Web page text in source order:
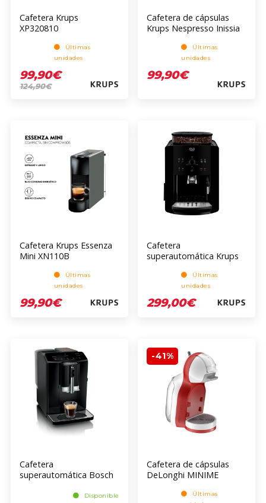
Cafetera Krups
XP320810
Últimas
unidades
99,90€
124,90€
Cafetera de cápsulas
Krups Nespresso Inissia
Últimas
unidades
99,90€
Cafetera Krups Essenza
Mini XN110B
Últimas
unidades
99,90€
Cafetera
superautomática Krups
Últimas
unidades
299,00€
Cafetera
superautomática Bosch
Disponible
-41%
Cafetera de cápsulas
DeLonghi MINIME
EDG305.WR 0132180823
Últimas